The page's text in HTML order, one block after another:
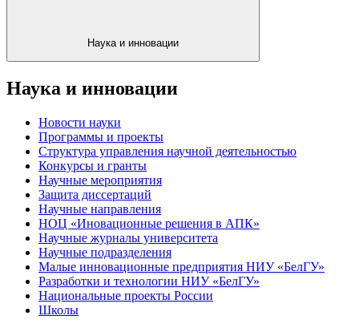
Наука и инновации
Наука и инновации
Новости науки
Программы и проекты
Структура управления научной деятельностью
Конкурсы и гранты
Научные мероприятия
Защита диссертаций
Научные направления
НОЦ «Иновационные решения в АПК»
Научные журналы университета
Научные подразделения
Малые инновационные предприятия НИУ «БелГУ»
Разработки и технологии НИУ «БелГУ»
Национальные проекты России
Школы